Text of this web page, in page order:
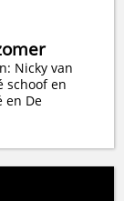
Nicky van
schoof en
en De